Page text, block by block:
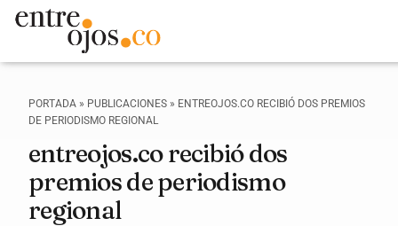
PORTADA » PUBLICACIONES » ENTREOJOS.CO RECIBIÓ DOS PREMIOS
DE PERIODISMO REGIONAL
entreojos.co recibió dos
premios de periodismo
regional